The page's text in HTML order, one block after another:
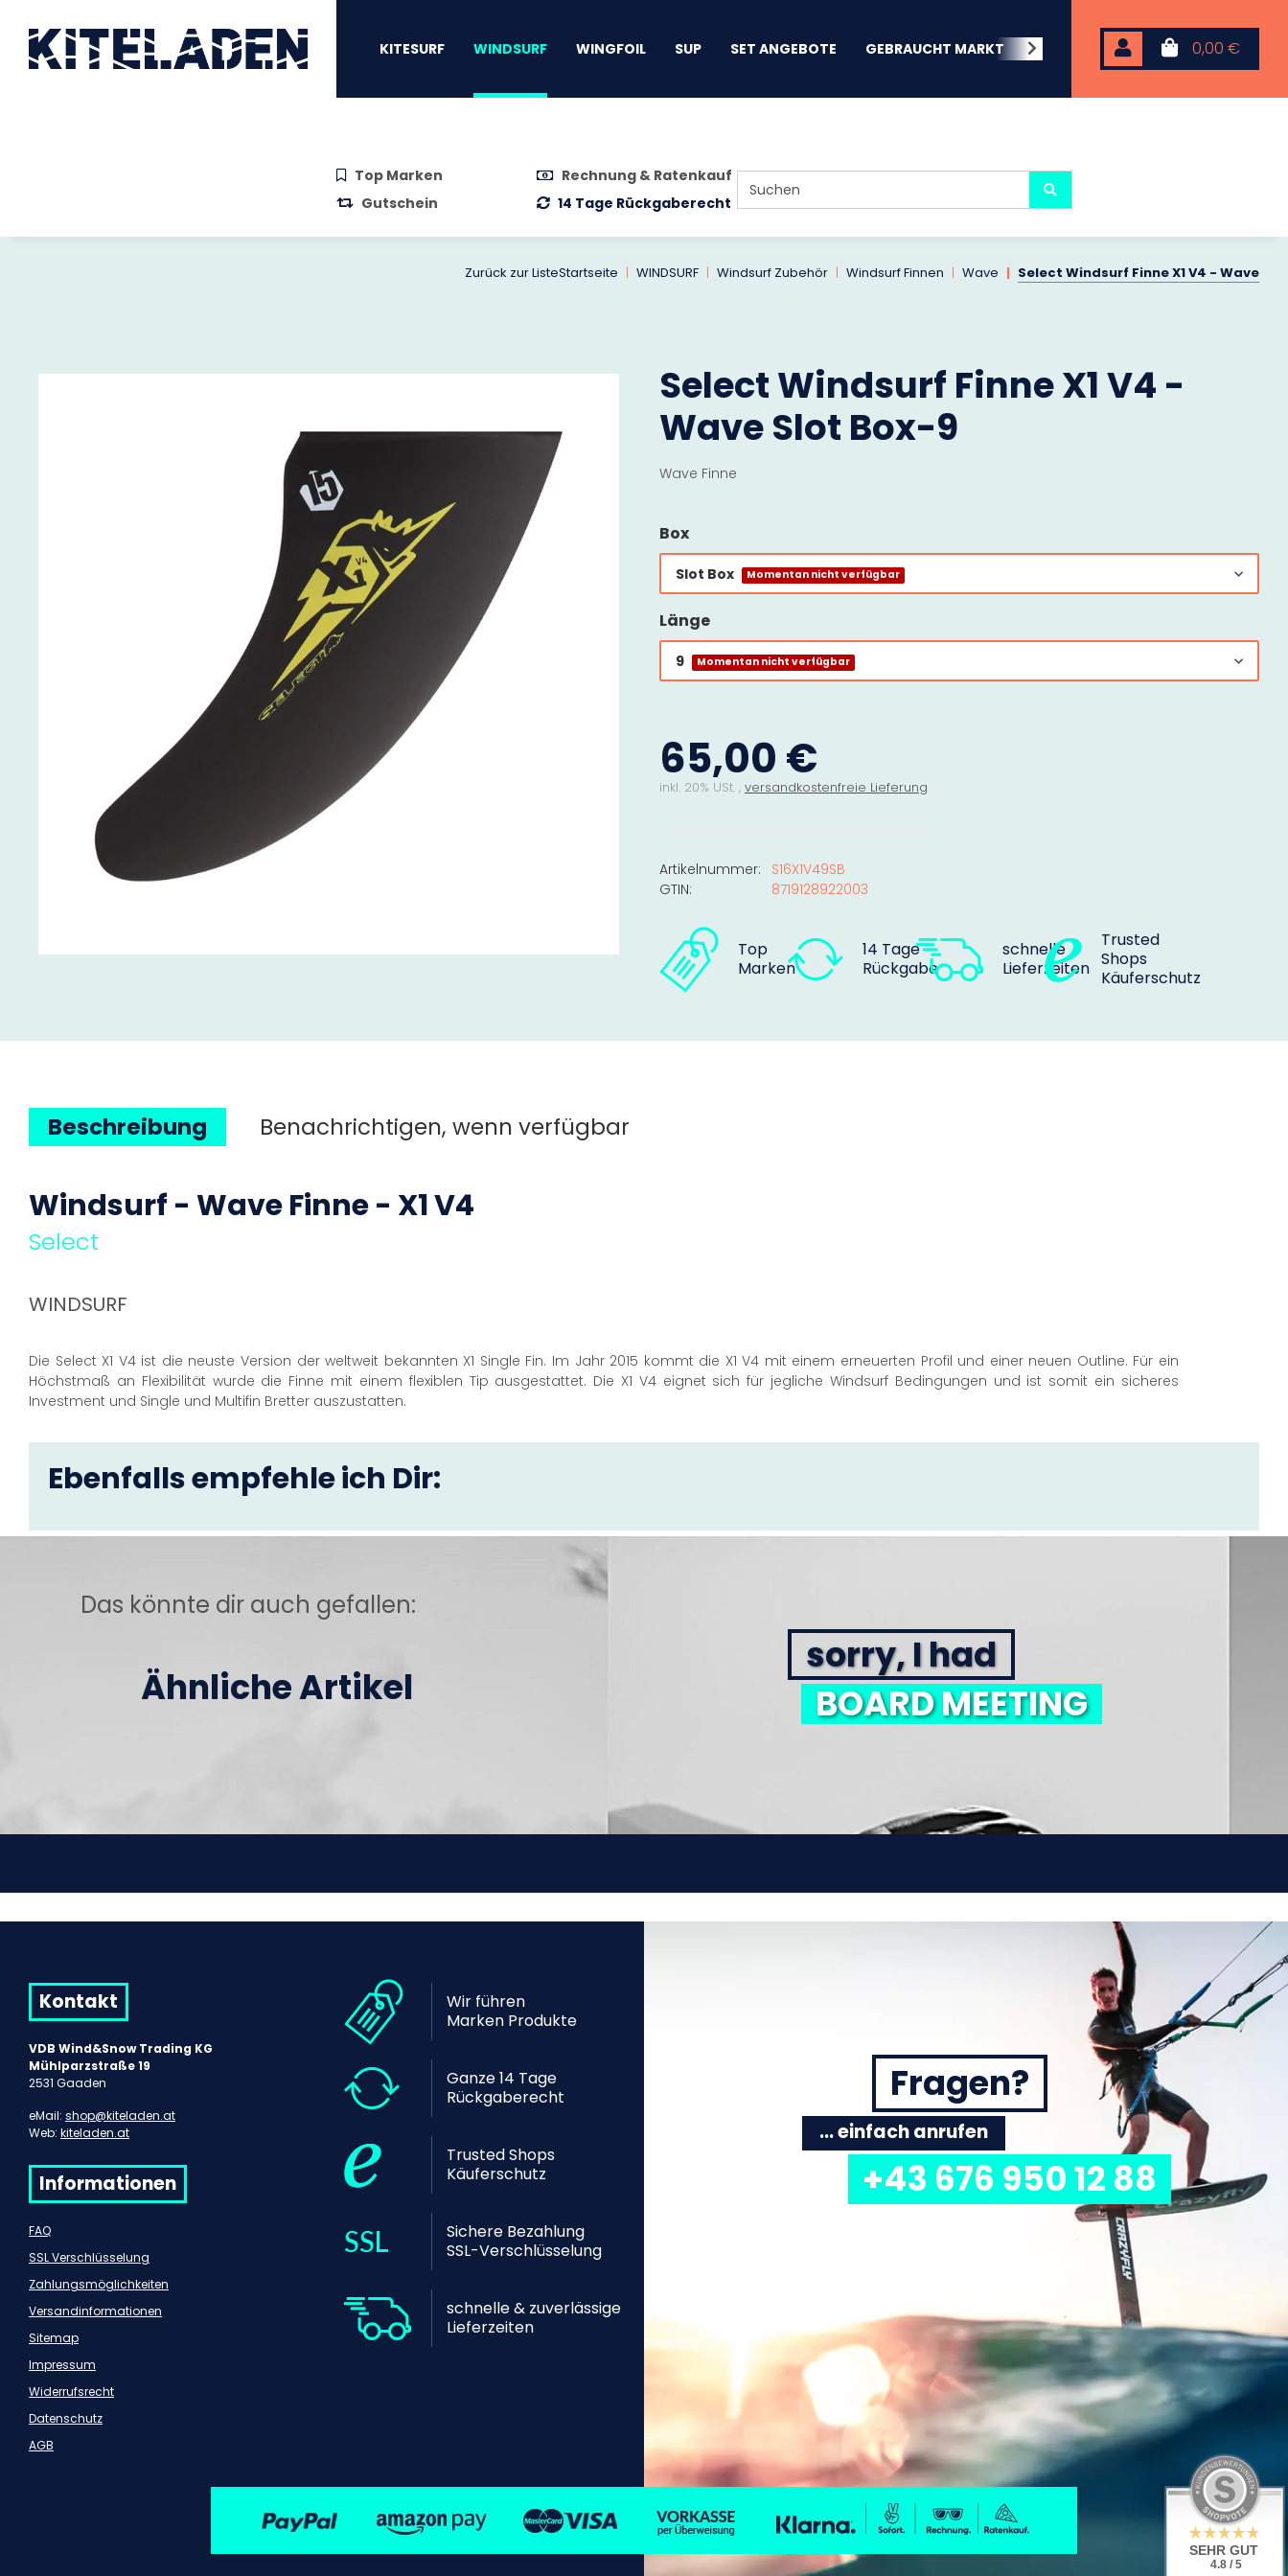
0,00 €
KITESURF WINDSURF WINGFOIL SUP SET ANGEBOTE GEBRAUCHT MARKT BEACHWEAR NEOPREN
Top Marken
Rechnung & Ratenkauf
Gutschein
14 Tage Rückgaberecht
Zurück zur ListeStartseite WINDSURF Windsurf Zubehör Windsurf Finnen Wave Select Windsurf Finne X1 V4 - Wave
Select Windsurf Finne X1 V4 -
Wave Slot Box-9
Wave Finne
Box
Slot Box Momentan nicht verfügbar
Länge
9 Momentan nicht verfügbar
65,00 €
inkl. 20% USt. , versandkostenfreie Lieferung
Artikelnummer:
S16X1V49SB
GTIN:
8719128922003
Top
Marken
14 Tage
Rückgabe
schnelle
Lieferzeiten
Trusted
Shops
Käuferschutz
Beschreibung Benachrichtigen, wenn verfügbar
Windsurf - Wave Finne - X1 V4
Select
WINDSURF
Die Select X1 V4 ist die neuste Version der weltweit bekannten X1 Single Fin. Im Jahr 2015 kommt die X1 V4 mit einem erneuerten Profil und einer neuen Outline. Für ein
Höchstmaß an Flexibilität wurde die Finne mit einem flexiblen Tip ausgestattet. Die X1 V4 eignet sich für jegliche Windsurf Bedingungen und ist somit ein sicheres
Investment und Single und Multifin Bretter auszustatten.
Ebenfalls empfehle ich Dir:
Das könnte dir auch gefallen:
Ähnliche Artikel
sorry, I had
BOARD MEETING
Kontakt
VDB Wind&Snow Trading KG
Mühlparzstraße 19
2531 Gaaden
eMail: shop@kiteladen.at
Web: kiteladen.at
Informationen
FAQ
SSL Verschlüsselung
Zahlungsmöglichkeiten
Versandinformationen
Sitemap
Impressum
Widerrufsrecht
Datenschutz
AGB
Wir führen
Marken Produkte
Ganze 14 Tage
Rückgaberecht
Trusted Shops
Käuferschutz
Sichere Bezahlung
SSL-Verschlüsselung
schnelle & zuverlässige
Lieferzeiten
Fragen?
... einfach anrufen
+43 676 950 12 88
SEHR GUT
4.8 / 5